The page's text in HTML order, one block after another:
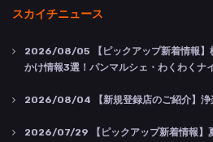
スカイチニュース
2026/08/05 【ピックアップ新着情報
かけ情報3選！パンマルシェ・わくわくナ
2026/08/04 【新規登録店のご紹介】浄
2026/07/29 【ピックアップ新着情報